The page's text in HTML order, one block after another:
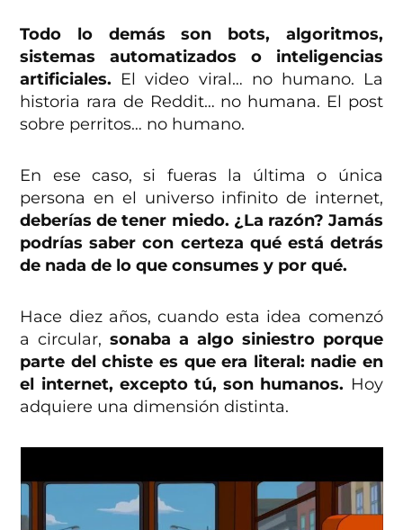
Todo lo demás son bots, algoritmos,
sistemas automatizados o inteligencias
artificiales. El video viral… no humano. La
historia rara de Reddit… no humana. El post
sobre perritos… no humano.
En ese caso, si fueras la última o única
persona en el universo infinito de internet,
deberías de tener miedo. ¿La razón? Jamás
podrías saber con certeza qué está detrás
de nada de lo que consumes y por qué.
Hace diez años, cuando esta idea comenzó
a circular,sonaba a algo siniestro porque
parte del chiste es que era literal: nadie en
el internet, excepto tú, son humanos. Hoy
adquiere una dimensión distinta.